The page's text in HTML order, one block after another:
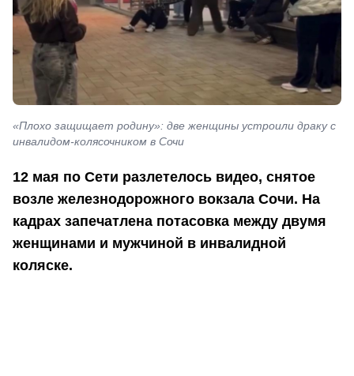
«Плохо защищает родину»: две женщины устроили драку с
инвалидом-колясочником в Сочи
12 мая по Сети разлетелось видео, снятое
возле железнодорожного вокзала Сочи. На
кадрах запечатлена потасовка между двумя
женщинами и мужчиной в инвалидной
коляске.